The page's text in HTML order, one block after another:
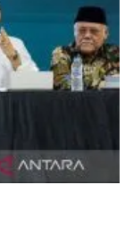
Ramadhan